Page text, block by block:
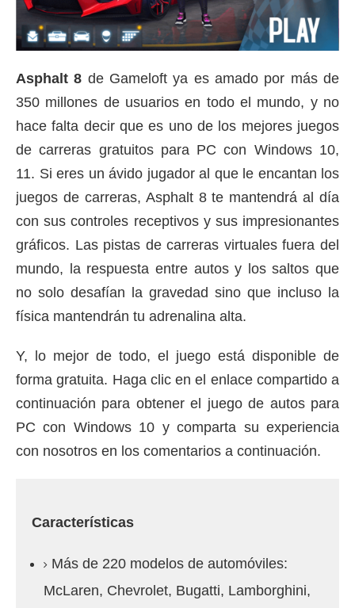
Asphalt 8 de Gameloft ya es amado por más de
350 millones de usuarios en todo el mundo, y no
hace falta decir que es uno de los mejores juegos
de carreras gratuitos para PC con Windows 10,
11. Si eres un ávido jugador al que le encantan los
juegos de carreras, Asphalt 8 te mantendrá al día
con sus controles receptivos y sus impresionantes
gráficos. Las pistas de carreras virtuales fuera del
mundo, la respuesta entre autos y los saltos que
no solo desafían la gravedad sino que incluso la
física mantendrán tu adrenalina alta.
Y, lo mejor de todo, el juego está disponible de
forma gratuita. Haga clic en el enlace compartido a
continuación para obtener el juego de autos para
PC con Windows 10 y comparta su experiencia
con nosotros en los comentarios a continuación.
Características
Más de 220 modelos de automóviles:
McLaren, Chevrolet, Bugatti, Lamborghini,